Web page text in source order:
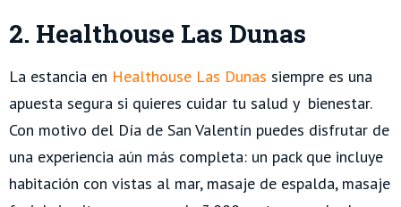
2. Healthouse Las Dunas
La estancia en Healthouse Las Dunas siempre es una
apuesta segura si quieres cuidar tu salud y bienestar.
Con motivo del Día de San Valentín puedes disfrutar de
una experiencia aún más completa: un pack que incluye
habitación con vistas al mar, masaje de espalda, masaje